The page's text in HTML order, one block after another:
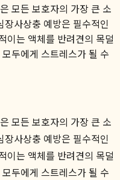
모든 보호자의 가장 큰 소
사상충 예방은 필수적인
이는 액체를 반려견의 목덜
두에게 스트레스가 될 수
모든 보호자의 가장 큰 소
사상충 예방은 필수적인
이는 액체를 반려견의 목덜
두에게 스트레스가 될 수